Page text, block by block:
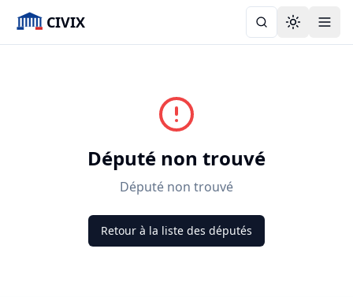
CIVIX Toggle
Député non trouvé
Député non trouvé
Retour à la liste des députés